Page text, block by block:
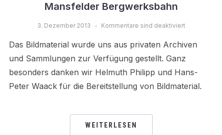
Mansfelder Bergwerksbahn
3. Dezember 2013 Kommentare sind deaktiviert
Das Bildmaterial wurde uns aus privaten Archiven
und Sammlungen zur Verfügung gestellt. Ganz
besonders danken wir Helmuth Philipp und Hans-
Peter Waack für die Bereitstellung von Bildmaterial.
WEITERLESEN